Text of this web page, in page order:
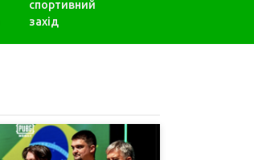
спортивний
захід